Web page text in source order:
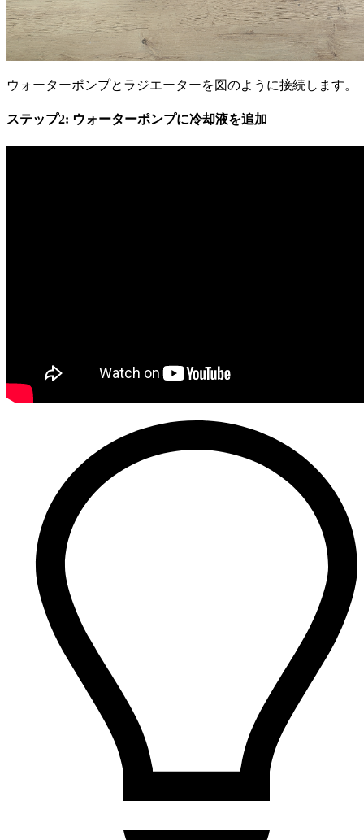
ウォーターポンプとラジエーターを図のように接続します。
ステップ2: ウォーターポンプに冷却液を追加